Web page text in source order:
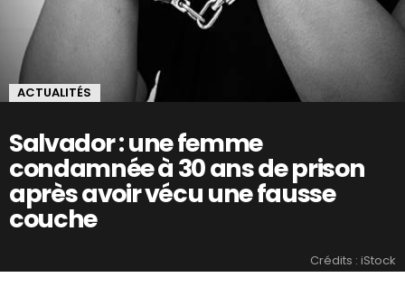
ACTUALITÉS
Salvador : une femme
condamnée à 30 ans de prison
après avoir vécu une fausse
couche
Crédits : iStock